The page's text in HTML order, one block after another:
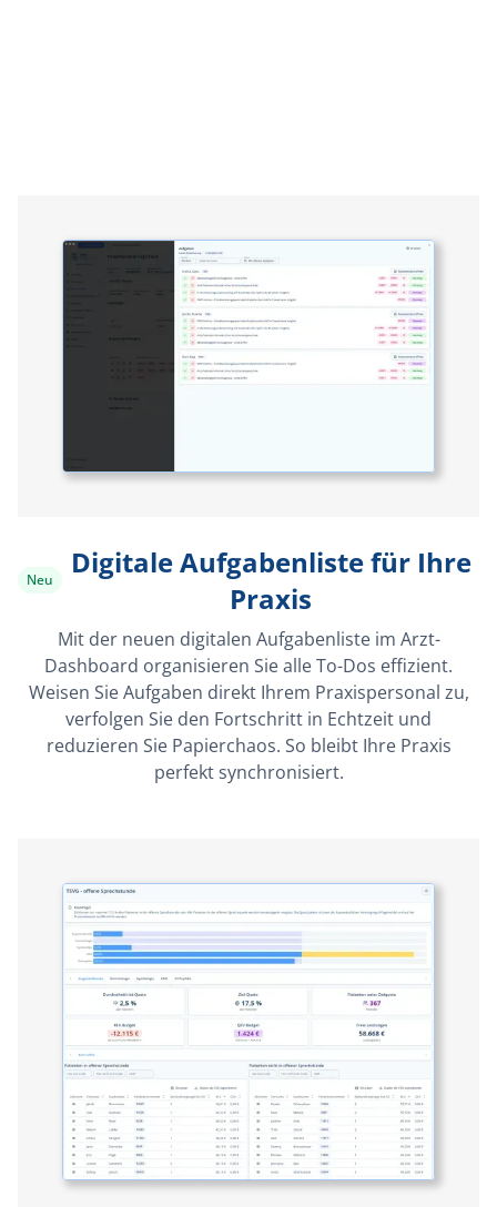
Neu
Digitale Aufgabenliste für Ihre
Praxis
Mit der neuen digitalen Aufgabenliste im Arzt-
Dashboard organisieren Sie alle To-Dos effizient.
Weisen Sie Aufgaben direkt Ihrem Praxispersonal zu,
verfolgen Sie den Fortschritt in Echtzeit und
reduzieren Sie Papierchaos. So bleibt Ihre Praxis
perfekt synchronisiert.